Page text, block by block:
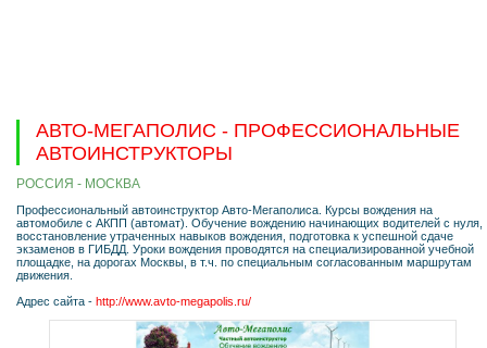
АВТО-МЕГАПОЛИС - ПРОФЕССИОНАЛЬНЫЕ
АВТОИНСТРУКТОРЫ
РОССИЯ - МОСКВА
Профессиональный автоинструктор Авто-Мегаполиса. Курсы вождения на
автомобиле с АКПП (автомат). Обучение вождению начинающих водителей с нуля,
восстановление утраченных навыков вождения, подготовка к успешной сдаче
экзаменов в ГИБДД. Уроки вождения проводятся на специализированной учебной
площадке, на дорогах Москвы, в т.ч. по специальным согласованным маршрутам
движения.
Адрес сайта - http://www.avto-megapolis.ru/